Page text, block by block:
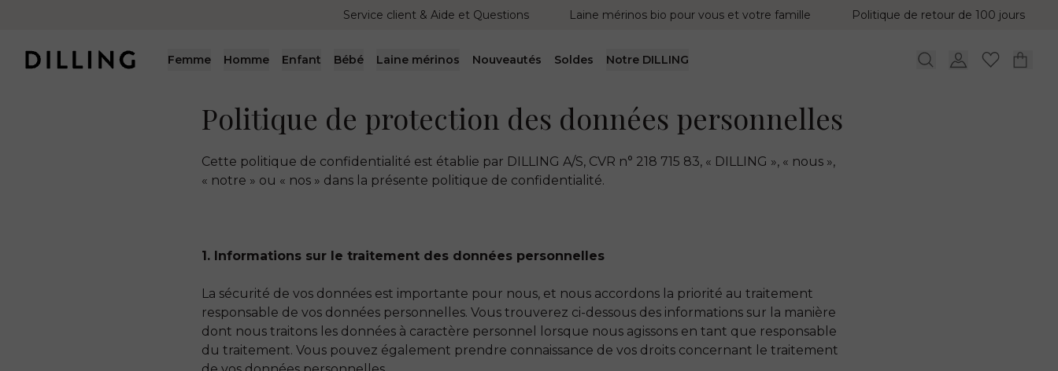
Service client & Aide et Questions Laine mérinos bio pour vous et votre famille Politique de retour de 100 jours
Femme Homme Enfant Bébé Laine mérinos Nouveautés Soldes Notre DILLING
Politique de protection des données personnelles
Cette politique de confidentialité est établie par DILLING A/S, CVR n° 218 715 83, « DILLING », « nous »,
« notre » ou « nos » dans la présente politique de confidentialité.
1. Informations sur le traitement des données personnelles
La sécurité de vos données est importante pour nous, et nous accordons la priorité au traitement
responsable de vos données personnelles. Vous trouverez ci-dessous des informations sur la manière
dont nous traitons les données à caractère personnel lorsque nous agissons en tant que responsable
du traitement. Vous pouvez également prendre connaissance de vos droits concernant le traitement